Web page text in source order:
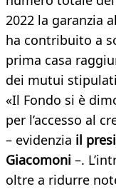
2022 la garanzia
ha contribuito a
prima casa
dei mutui
«Il Fondo si è
per l’accesso al
– evidenzia il
Giacomoni –.
oltre a ridurre